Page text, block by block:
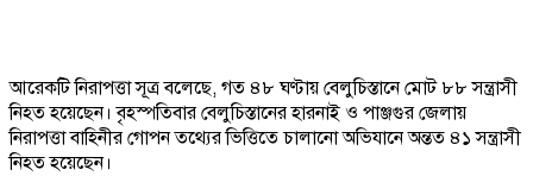
আরেকটি নিরাপত্তা সূত্র বলেছে, গত ৪৮ ঘণ্টায় বেলুচিস্তানে মোট ৮৮ সন্ত্রাসী
নিহত হয়েছেন। বৃহস্পতিবার বেলুচিস্তানের হারনাই ও পাঞ্জগুর জেলায়
নিরাপত্তা বাহিনীর গোপন তথ্যের ভিত্তিতে চালানো অভিযানে অন্তত ৪১ সন্ত্রাসী
নিহত হয়েছেন।